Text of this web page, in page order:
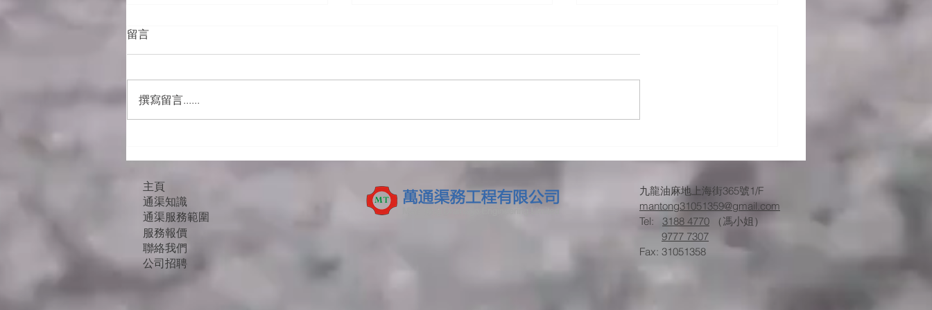
場，舊樓渠管仲頂唔頂得住？
咩分別？一文睇清原理、用
生意？拆解隱藏營業危機與法
留言
撰寫留言......
主頁
通渠知識
通渠服務範圍
服務報價
聯絡我們
公司招聘
九龍油麻地上海街365號1/F
mantong31051359@gmail.com
Tel: 3188 4770 （馮小姐）
9777 7307
Fax: 31051358